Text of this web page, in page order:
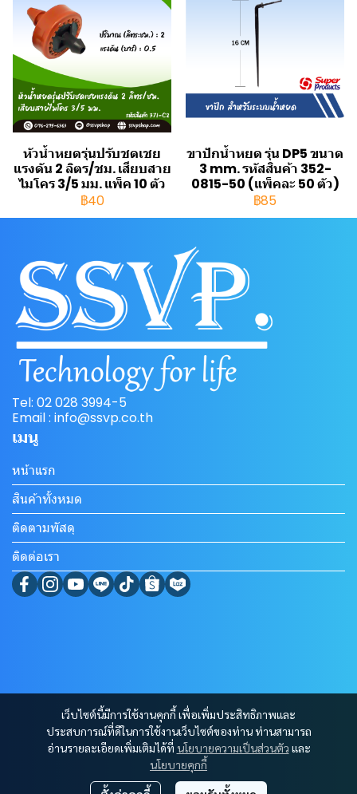
หัวน้ำหยดรุ่นปรับชดเชย
แรงดัน 2 ลิตร/ชม. เสียบสาย
ไมโคร 3/5 มม. แพ็ค 10 ตัว
฿40
ขาปักน้ำหยด รุ่น DP5 ขนาด
3 mm. รหัสสินค้า 352-
0815-50 (แพ็คละ 50 ตัว)
฿85
เว็บไซต์นี้มีการใช้งานคุกกี้ เพื่อเพิ่มประสิทธิภาพและ
ประสบการณ์ที่ดีในการใช้งานเว็บไซต์ของท่าน ท่านสามารถ
อ่านรายละเอียดเพิ่มเติมได้ที่ นโยบายความเป็นส่วนตัว และ
นโยบายคุกกี้
Tel: 02 028 3994-5
Email : info@ssvp.co.th
เมนู
หน้าแรก
สินค้าทั้งหมด
ติดตามพัสดุ
ติดต่อเรา